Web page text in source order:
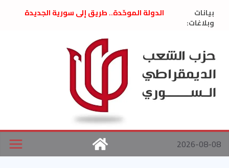
بيانات
وبلاغات:
الدولة الموحّدة.. طريق إلى سورية الجديدة
العام السابق لحزب الاتحاد الاشتراكي العربي
الديمقراطي
بلاغ صادر عن اجتماع اللجنة المركزية نيسان
2026
الحرب الأمريكية الإسرائيلية على نظام الملالي
في إيران .. بيان من حزب الشعب الديمقراطي
السوري
2026-08-08